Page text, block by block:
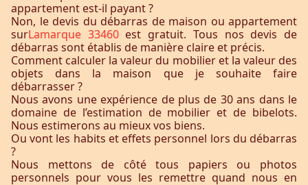
appartement est-il payant ?
Non, le devis du débarras de maison ou appartement
surLamarque 33460 est gratuit. Tous nos devis de
débarras sont établis de manière claire et précis.
Comment calculer la valeur du mobilier et la valeur des
objets dans la maison que je souhaite faire
débarrasser ?
Nous avons une expérience de plus de 30 ans dans le
domaine de l’estimation de mobilier et de bibelots.
Nous estimerons au mieux vos biens.
Ou vont les habits et effets personnel lors du débarras
?
Nous mettons de côté tous papiers ou photos
personnels pour vous les remettre quand nous en